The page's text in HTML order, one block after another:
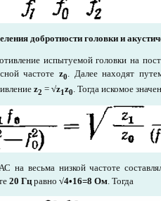
добротности головки и
испытуемой головки на
частотеz0. Далее находят
z2 = √z1z0 . Тогда искомое
на весьма низкой частоте
20 Гцравно √4•16=8 Ом. Тогда